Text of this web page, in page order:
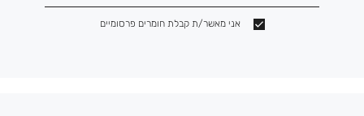
אני מאשר/ת קבלת חומרים פרסומיים